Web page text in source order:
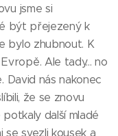
jsme si
být přejezený k
bylo zhubnout. K
Ale tady... no
David nás nakonec
že se znovu
další mladé
svezli kousek a